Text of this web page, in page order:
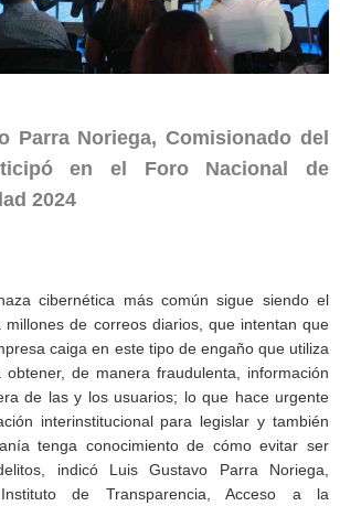
Parra Noriega, Comisionado del
en el Foro Nacional de
2024
cibernética más común sigue siendo el
millones de correos diarios, que intentan que
caiga en este tipo de engaño que utiliza
obtener, de manera fraudulenta, información
de las y los usuarios; lo que hace urgente
interinstitucional para legislar y también
tenga conocimiento de cómo evitar ser
indicó Luis Gustavo Parra Noriega,
de Transparencia, Acceso a la